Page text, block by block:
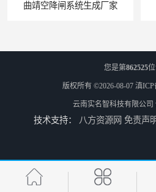
曲靖空降闸系统生成厂家
德宏工业闸门厂家
您是第862525
版权所有 ©2026-08-07 滇ICP
云南实名智科技有限公司
技术支持： 八方资源网 免责声